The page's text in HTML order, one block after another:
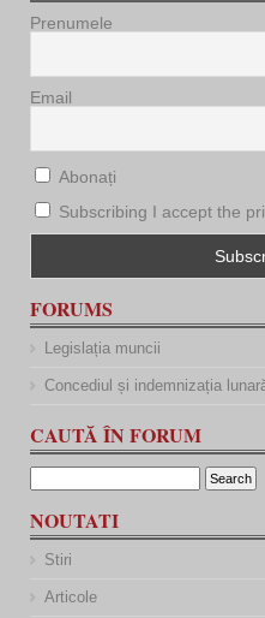
Prenumele
Email
Abonați
Subscribing I accept the
FORUMS
Legislația muncii
Concediul și indemnizația
CAUTĂ ÎN FORUM
NOUTATI
Stiri
Articole